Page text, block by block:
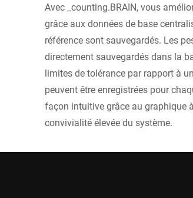
Avec _counting.BRAIN, vous
grâce aux données de base
référence sont sauvegardés. Les
directement sauvegardés dans la
limites de tolérance par rapport à
peuvent être enregistrées pour
façon intuitive grâce au graphique
convivialité élevée du système.